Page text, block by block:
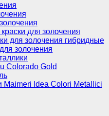
для золочения
для золочения гибридные
золочения
Colorado Gold
Maimeri Idea Colori Metallici